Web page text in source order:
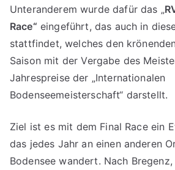
Unteranderem wurde dafür das „
Race“ eingeführt, das auch in
stattfindet, welches den
Saison mit der Vergabe des
Jahrespreise der „Internationalen
Bodenseemeisterschaft“ darstellt.
Ziel ist es mit dem Final Race ein
das jedes Jahr an einen anderen
Bodensee wandert. Nach